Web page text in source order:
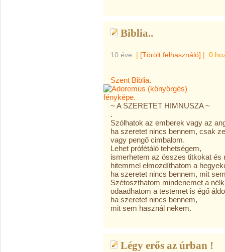
Biblia..
10 éve | [Törölt felhasználó] | 0
Szent Biblia.
~ A SZERETET HIMNUSZA ~
.
Szólhatok az emberek vagy az
ha szeretet nincs bennem, csak
vagy pengő cimbalom.
Lehet prófétáló tehetségem,
ismerhetem az összes titkokat és
hitemmel elmozdíthatom a
ha szeretet nincs bennem, mit
Szétoszthatom mindenemet a
odaadhatom a testemet is égő
ha szeretet nincs bennem,
mit sem használ nekem.
Légy erős az úrban !